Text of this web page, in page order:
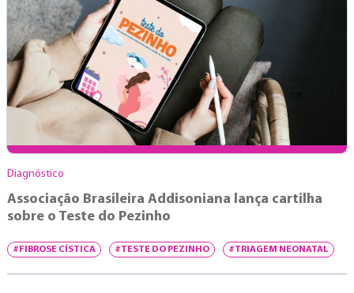
Diagnóstico
Associação Brasileira Addisoniana lança cartilha
sobre o Teste do Pezinho
#FIBROSE CÍSTICA #TESTE DO PEZINHO #TRIAGEM NEONATAL